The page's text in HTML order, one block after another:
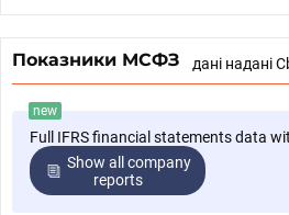
Показники МСФЗ дані надані
new
Full IFRS financial statements data
Show all company
reports